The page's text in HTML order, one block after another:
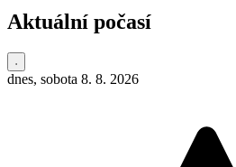
Aktuální počasí
dnes, sobota 8. 8. 2026